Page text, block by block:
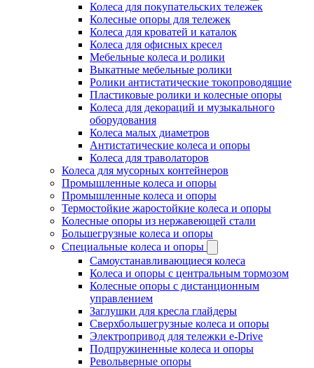
Колеса для покупательских тележек
Колесные опоры для тележек
Колеса для кроватей и каталок
Колеса для офисных кресел
Мебельные колеса и ролики
Выкатные мебельные ролики
Ролики антистатические токопроводящие
Пластиковые ролики и колесные опоры
Колеса для декораций и музыкального
оборудования
Колеса малых диаметров
Антистатические колеса и опоры
Колеса для траволаторов
Колеса для мусорных контейнеров
Промышленные колеса и опоры
Промышленные колеса и опоры
Термостойкие жаростойкие колеса и опоры
Колесные опоры из нержавеющей стали
Большегрузные колеса и опоры
Специальные колеса и опоры
Самоустанавливающиеся колеса
Колеса и опоры с центральным тормозом
Колесные опоры с дистанционным
управлением
Заглушки для кресла глайдеры
Сверхбольшегрузные колеса и опоры
Электропривод для тележки e-Drive
Подпружиненные колеса и опоры
Револьверные опоры